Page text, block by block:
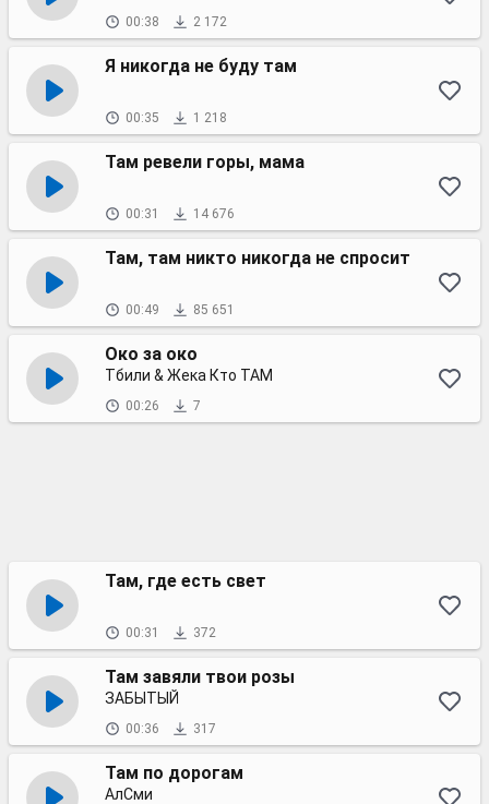
00:38 2 172
Я никогда не буду там
00:35 1 218
Там ревели горы, мама
00:31 14 676
Там, там никто никогда не спросит
00:49 85 651
Око за око
Тбили & Жека Кто ТАМ
00:26 7
Там, где есть свет
00:31 372
Там завяли твои розы
ЗАБЫТЫЙ
00:36 317
Там по дорогам
АлСми